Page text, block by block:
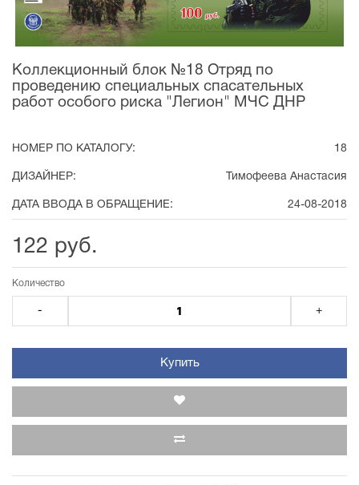
Коллекционный блок №18 Отряд по
проведению специальных спасательных
работ особого риска "Легион" МЧС ДНР
НОМЕР ПО КАТАЛОГУ: 18
ДИЗАЙНЕР: Тимофеева Анастасия
ДАТА ВВОДА В ОБРАЩЕНИЕ: 24-08-2018
122 руб.
Количество
- +
Купить